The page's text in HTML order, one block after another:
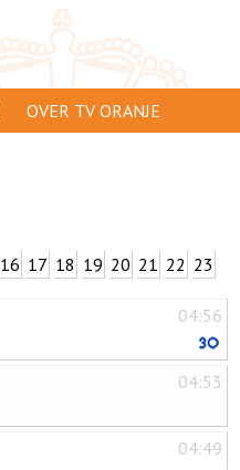
OVER TV ORANJE
16 17 18 19 20 21 22 23
04:56
04:53
04:49